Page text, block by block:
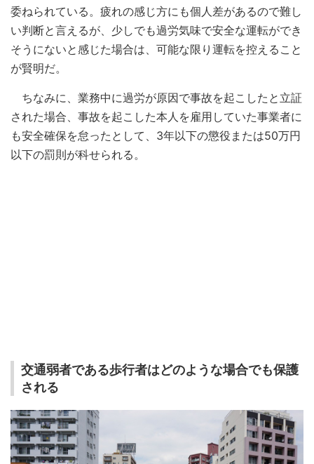
委ねられている。疲れの感じ方にも個人差があるので難し
い判断と言えるが、少しでも過労気味で安全な運転ができ
そうにないと感じた場合は、可能な限り運転を控えること
が賢明だ。
ちなみに、業務中に過労が原因で事故を起こしたと立証
された場合、事故を起こした本人を雇用していた事業者に
も安全確保を怠ったとして、3年以下の懲役または50万円
以下の罰則が科せられる。
交通弱者である歩行者はどのような場合でも保護
される